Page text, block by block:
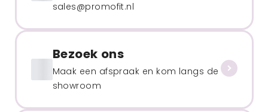
sales@promofit.nl
Bezoek ons
Maak een afspraak en kom langs de
showroom